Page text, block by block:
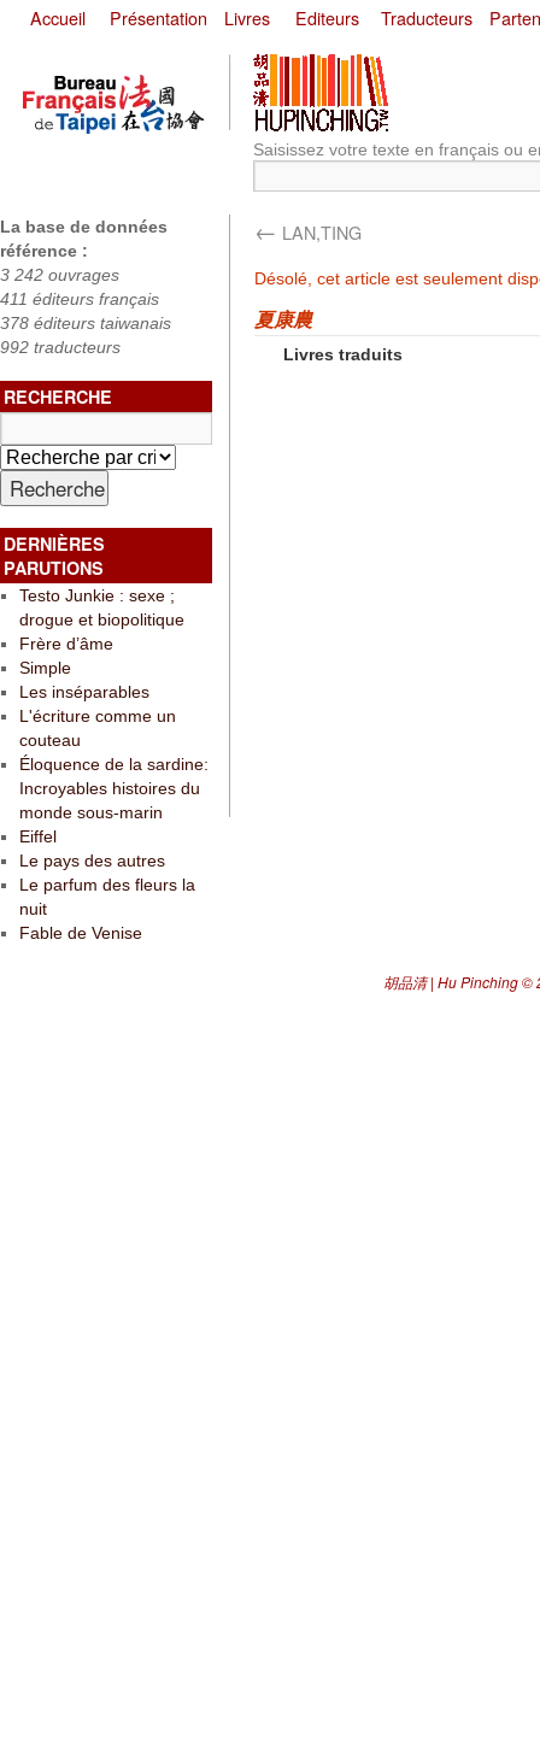
Accueil Présentation Livres Editeurs Traducteurs
Saisissez votre texte en français ou
La base de données
référence :
3 242 ouvrages
411 éditeurs français
378 éditeurs taiwanais
992 traducteurs
RECHERCHE
DERNIÈRES
PARUTIONS
Testo Junkie : sexe ;
drogue et biopolitique
Frère d’âme
Simple
Les inséparables
L'écriture comme un
couteau
Éloquence de la sardine:
Incroyables histoires du
monde sous-marin
Eiffel
Le pays des autres
Le parfum des fleurs la
nuit
Fable de Venise
← LAN,TING
Désolé, cet article est seulement
夏康農
Livres traduits
胡品清 | Hu Pinching©